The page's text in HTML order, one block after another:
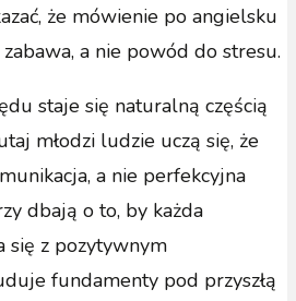
że mówienie po angielsku
a nie powód do stresu.
staje się naturalną częścią
młodzi ludzie uczą się, że
a nie perfekcyjna
dbają o to, by każda
się z pozytywnym
fundamenty pod przyszłą